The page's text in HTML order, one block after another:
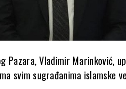
Pazara, Vladimir Marinković,
svim sugrađanima islamske